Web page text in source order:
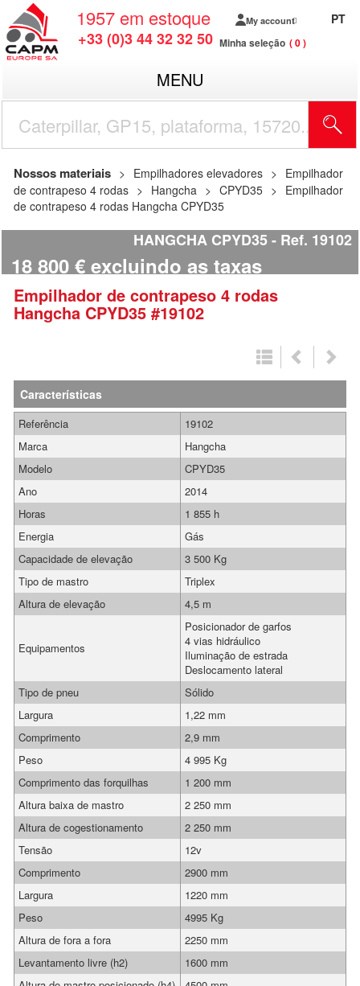
1957 em estoque
+33 (0)3 44 32 32 50
My account
Minha seleção 0
PT
MENU
Nossos materiais Empilhadores elevadores
Empilhador
de contrapeso 4 rodas
Hangcha CPYD35
Empilhador
de contrapeso 4 rodas Hangcha CPYD35
HANGCHA CPYD35 Ref. 19102
18 800 € excluindo as taxas
Empilhador de contrapeso 4 rodas
Hangcha CPYD35 #19102
Características
Referência
19102
Marca
Hangcha
Modelo
CPYD35
Ano
2014
Horas
1 855 h
Energia
Gás
Capacidade de elevação
3 500 Kg
Tipo de mastro
Triplex
Altura de elevação
4,5 m
Equipamentos
Posicionador de garfos
4 vias hidráulico
Iluminação de estrada
Deslocamento lateral
Tipo de pneu
Sólido
Largura
1,22 mm
Comprimento
2,9 mm
Peso
4 995 Kg
Comprimento das forquilhas
1 200 mm
Altura baixa de mastro
2 250 mm
Altura de cogestionamento
2 250 mm
Tensão
12v
Comprimento
2900 mm
Largura
1220 mm
Peso
4995 Kg
Altura de fora a fora
2250 mm
Levantamento livre (h2)
1600 mm